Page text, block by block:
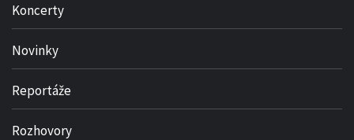
Koncerty
Novinky
Reportáže
Rozhovory